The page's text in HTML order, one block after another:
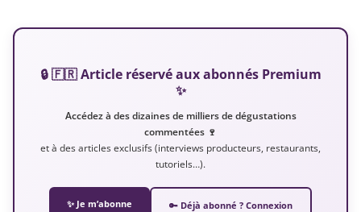
🔒 🇫🇷 Article réservé aux abonnés Premium
✨
Accédez à des dizaines de milliers de dégustations
commentées 🍷
et à des articles exclusifs (interviews producteurs, restaurants,
tutoriels…).
✨ Je m’abonne 🔑 Déjà abonné ? Connexion